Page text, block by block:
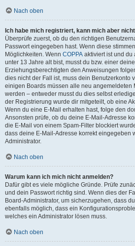
Nach oben
Ich habe mich registriert, kann mich aber
Überprüfe zuerst, ob du den richtigen
Passwort eingegeben hast. Wenn diese
Möglichkeiten. Wenn COPPA aktiviert ist und du
unter 13 Jahre alt bist, musst du bzw. einer
Erziehungsberechtigten den Anweisungen
dies nicht der Fall ist, muss dein Benutzerkonto
einigen Boards müssen alle neu angemeldeten
werden – entweder musst du dies selbst
der Registrierung wurde dir mitgeteilt, ob eine
Wenn du eine E-Mail erhalten hast, folge den
Ansonsten prüfe, ob du deine E-Mail-Adresse
die E-Mail von einem Spam-Filter blockiert
dass deine E-Mail-Adresse korrekt eingegeben
Administrator.
Nach oben
Warum kann ich mich nicht anmelden?
Dafür gibt es viele mögliche Gründe. Prüfe
und dein Passwort richtig sind. Wenn dies der
Board-Administrator, um sicherzugehen, dass
ebenfalls möglich, dass ein
welches ein Administrator lösen muss.
Nach oben